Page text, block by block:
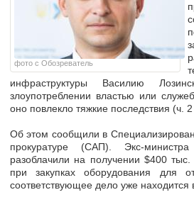
фото с Обозреватель
инфраструктуры Василию
злоупотреблении властью или
оно повлекло тяжкие последствия (ч.
Об этом сообщили в
прокуратуре (САП). Экс-
разоблачили на получении $400
при закупках оборудования для
соответствующее дело уже находится